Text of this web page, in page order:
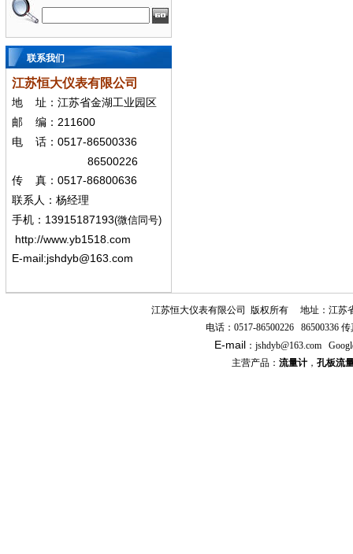
联系我们
江苏恒大仪表有限公司
地
址：江苏省金湖工业园区
邮
编： 211600
电 话： 0517-86500336
86500226
传 真： 0517-86800636
联系人：杨经理
手机 ： 13915187193(微信同号)
http://www.yb1518.com
E-mail:jshdyb@163.com
江苏恒大仪表有限公司 版权所有
地址：江苏
电话： 0517-86500226 86500336 传
E-mail ： jshdyb@163.com
主营产品： 流量计， 孔板流